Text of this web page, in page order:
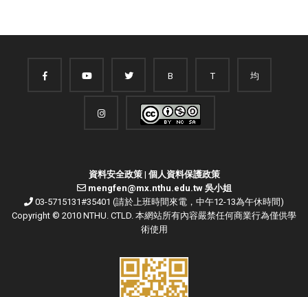
B T 均
資料安全政策| 個人資料保護政策
mengfen@mx.nthu.edu.tw 吳小姐
03-5715131#35401 (請於上班時間來電，中午12-13為午休時間)
Copyright © 2010 NTHU. CTLD. 本網站所有內容嚴禁任何商業行為僅供學
術使用